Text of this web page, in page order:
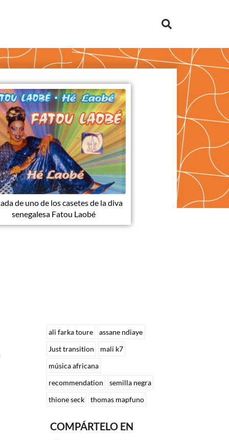
de uno de los casetes de la diva
senegalesa Fatou Laobé
ali farka toure
assane ndiaye
Just transition
mali k7
música africana
recommendation
semilla negra
thione seck
thomas mapfuno
COMPÁRTELO EN